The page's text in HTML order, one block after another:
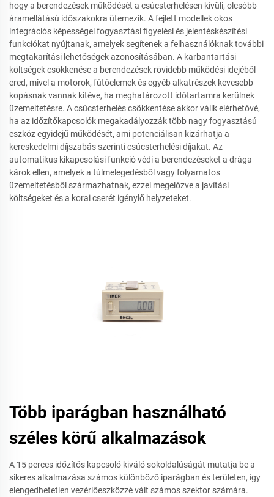
hogy a berendezések működését a csúcsterhelésen kívüli, olcsóbb
áramellátású időszakokra ütemezik. A fejlett modellek okos
integrációs képességei fogyasztási figyelési és jelentéskészítési
funkciókat nyújtanak, amelyek segítenek a felhasználóknak további
megtakarítási lehetőségek azonosításában. A karbantartási
költségek csökkenése a berendezések rövidebb működési idejéből
ered, mivel a motorok, fűtőelemek és egyéb alkatrészek kevesebb
kopásnak vannak kitéve, ha meghatározott időtartamra kerülnek
üzemeltetésre. A csúcsterhelés csökkentése akkor válik elérhetővé,
ha az időzítőkapcsolók megakadályozzák több nagy fogyasztású
eszköz egyidejű működését, ami potenciálisan kizárhatja a
kereskedelmi díjszabás szerinti csúcsterhelési díjakat. Az
automatikus kikapcsolási funkció védi a berendezéseket a drága
károk ellen, amelyek a túlmelegedésből vagy folyamatos
üzemeltetésből származhatnak, ezzel megelőzve a javítási
költségeket és a korai cserét igénylő helyzeteket.
Több iparágban használható
széles körű alkalmazások
A 15 perces időzítős kapcsoló kiváló sokoldalúságát mutatja be a
sikeres alkalmazása számos különböző iparágban és területen, így
elengedhetetlen vezérlőeszközzé vált számos szektor számára.